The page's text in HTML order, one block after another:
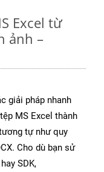
Excel từ
ảnh –
giải pháp nhanh
MS Excel thành
tự như quy
Cho dù bạn sử
SDK,